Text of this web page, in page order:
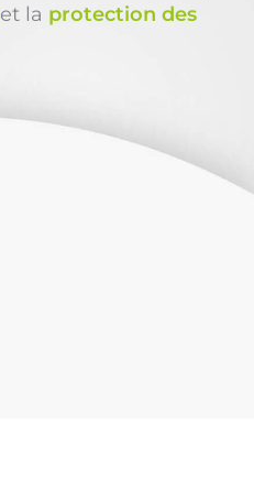
et la protection des